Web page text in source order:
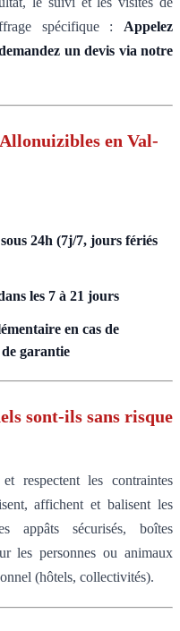
spécifique : Appelez
un devis via notre
en Val-
24h (7j/7, jours fériés
les 7 à 21 jours
en cas de
garantie
sont-ils sans risque
respectent les contraintes
affichent et balisent les
appâts sécurisés, boîtes
les personnes ou animaux
(hôtels, collectivités).